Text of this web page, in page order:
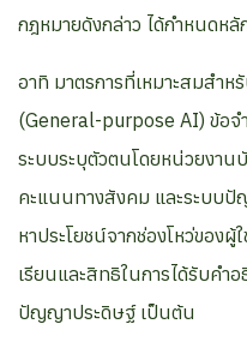
กฎหมายดังกล่าว ได้กำหนดห
อาทิ มาตรการที่เหมาะสมสำ
(General-purpose AI) ข้อจ
ระบบระบุตัวตนโดยหน่วยงาน
คะแนนทางสังคม และระบบปั
หาประโยชน์จากช่องโหว่ของ
เรียนและสิทธิในการได้รับคำ
ปัญญาประดิษฐ์ เป็นต้น